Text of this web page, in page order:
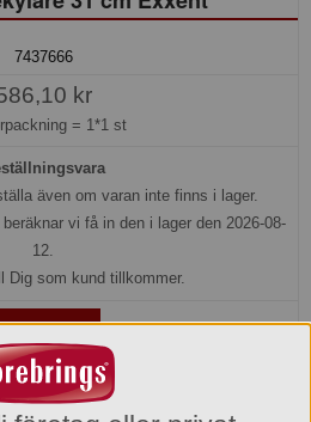
7437666
kr
= 1*1 st
även om varan inte finns i lager.
vi få in den i lager den 2026-08-
12.
Dig som kund tillkommer.